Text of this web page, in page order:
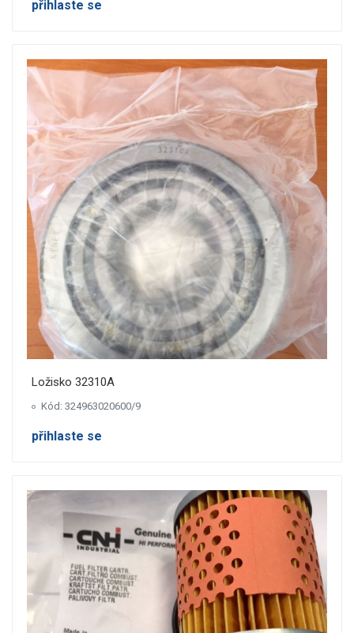
přihlaste se
Ložisko 32310A
Kód: 324963020600/9
přihlaste se